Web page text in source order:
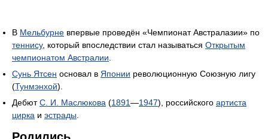
В Мельбурне впервые проведён «Чемпионат Австралазии» по
теннису, который впоследствии стал называться Открытым
чемпионатом Австралии
Сунь Ятсен основал в Японии революционную Союзную лигу
(Тунмэнхой).
ДебютС. И. Маслюкова (1891—1947), российского артиста
цирка и эстрады
Родились